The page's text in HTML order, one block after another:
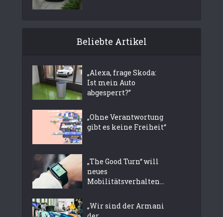
Beliebte Artikel
„Alexa, frage Skoda:
Ist mein Auto
abgesperrt?”
„Ohne Verantwortung
gibt es keine Freiheit“
„The Good Turn“ will
neues
Mobilitätsverhalten...
„Wir sind der Armani